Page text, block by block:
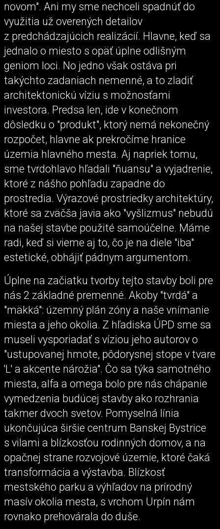
novom". Ani my sme nechceli spadnúť do
využitia už overených detailov
z predchádzajúcich realizácií. Hlavne, keď sa
jednalo o miesto s opäť úplne odlišným
geniom loci. No jedno však ostáva pri
takýchto zadaniach nemenné, a to zladiť
architektonickú víziu s možnosťami
investora. Predsa len, ide v konečnom
dôsledku o "produkt", ktorý nemá nekonečný
rozpočet, hlavne ak prekročíme hranice
územia hlavného mesta. Aj napriek tomu,
sme tvrdohlavo hľadali "ňuansu" a vyjadrenie,
ktoré z nášho pohľadu zapadne do
prostredia. Výrazové prostriedky architektúry,
ktoré sa zväčša javia ako "vyšlizmus" nebudú
na našej stavbe použité samoúčelne. Máme
radi, keď si vieme aj to, čo je na diele "iba"
estetické, obhájiť pádnym argumentom.
Úplne na začiatku tvorby tejto stavby boli pre
nás 2 základné premenné. Akoby "tvrdá" a
"mäkká": územný plán zóny a naše vnímanie
miesta a jeho okolia. Z hľadiska ÚPD sme sa
museli vysporiadať s víziou jeho autorov o
"ustupovanej hmote, pôdorysnej stope v tvare
'L' a akcente nárožia". Čo sa týka samotného
miesta, alfa a omega bolo pre nás chápanie
vymedzenia budúcej stavby ako rozhrania
takmer dvoch svetov. Pomyselná línia
ukončujúca širšie centrum Banskej Bystrice
s vilami a blízkosťou rodinných domov, a na
opačnej strane rozvojové územie, ktoré čaká
transformácia a výstavba. Blízkosť
mestského parku a výhľadov na prírodný
masív okolia mesta, s vrchom Urpín nám
rovnako prehovárala do duše.